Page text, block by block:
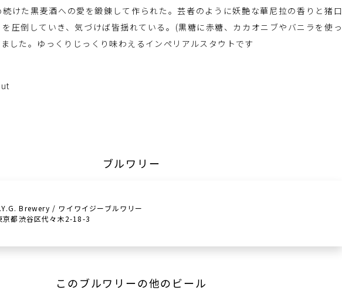
けた黒麦酒への愛を鍛錬して作られた。芸者のように妖艶な華尼拉の香りと猪口
圧倒していき、気づけば皆揺れている。(黒糖に赤糖、カカオニブやバニラを使っ
した。ゆっくりじっくり味わえるインペリアルスタウトです
ブルワリー
Brewery / ワイワイジーブルワリー
京都渋谷区代々木2-18-3
このブルワリーの他のビール